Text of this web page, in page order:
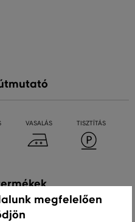
VASALÁS TISZTÍTÁS
megfelelően